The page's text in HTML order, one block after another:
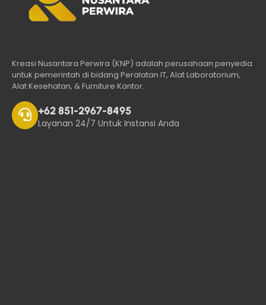
Kreasi Nusantara Perwira (KNP) adalah perusahaan penyedia
untuk pemerintah di bidang Peralatan IT, Alat Laboratorium,
Alat Kesehatan, & Furniture Kantor.
+62 851-2967-8495
Layanan 24/7 Untuk Instansi Anda